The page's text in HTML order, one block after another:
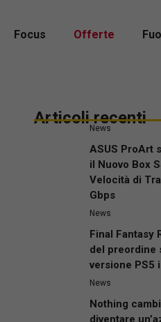
Focus Offerte
Articoli recenti
News
ASUS ProArt
il Nuovo Box
Velocità di
Gbps
News
Final Fantasy
del preordine
versione PS5
News
Nothing
diventare